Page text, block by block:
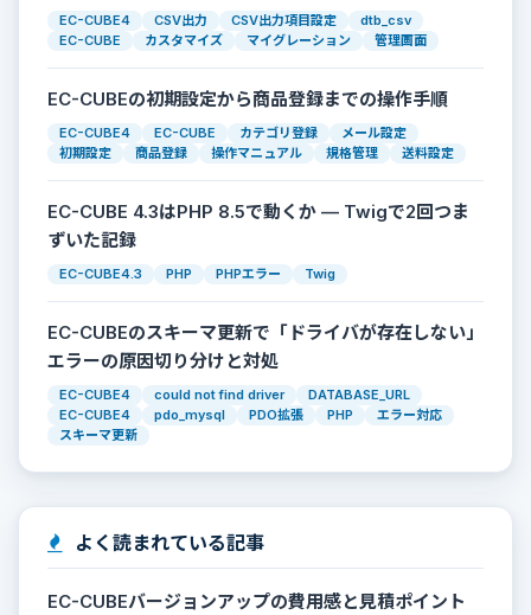
EC-CUBE4 CSV出力 CSV出力項目設定
dtb_csv
EC-CUBE
カスタマイズ マイグレーション 管理画面
EC-CUBEの初期設定から商品登録までの操作手順
EC-CUBE4 EC-CUBE カテゴリ登録
メール設定
初期設定
商品登録 操作マニュアル 規格管理 送料設定
EC-CUBE 4.3はPHP 8.5で動くか — Twigで2回つま
ずいた記録
EC-CUBE4.3 PHP PHPエラー Twig
EC-CUBEのスキーマ更新で「ドライバが存在しない」
エラーの原因切り分けと対処
EC-CUBE4 could not find driver
DATABASE_URL
EC-CUBE4
pdo_mysql PDO拡張 PHP
エラー対応
スキーマ更新
よく読まれている記事
EC-CUBEバージョンアップの費用感と見積ポイント